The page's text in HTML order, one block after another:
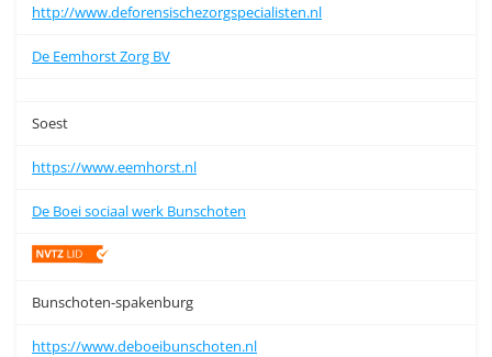
http://www.deforensischezorgspecialisten.nl
De Eemhorst Zorg BV
Soest
https://www.eemhorst.nl
De Boei sociaal werk Bunschoten
Bunschoten-spakenburg
https://www.deboeibunschoten.nl